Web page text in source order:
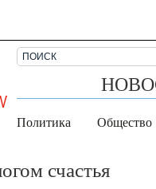
Политика Общество
счастья